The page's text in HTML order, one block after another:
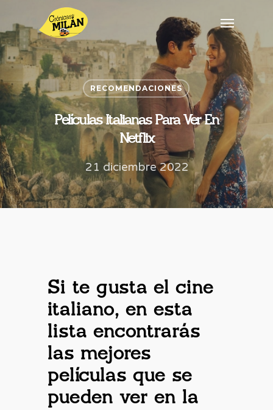
RECOMENDACIONES
Películas Italianas Para Ver En
Netflix
21 diciembre 2022
Si te gusta el cine
italiano, en esta
lista encontrarás
las mejores
películas que se
pueden ver en la